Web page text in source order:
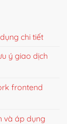
chi tiết
ý giao dịch
frontend
và áp dụng